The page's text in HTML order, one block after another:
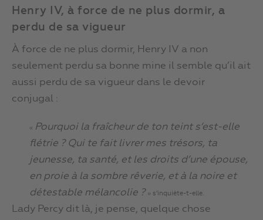
Henry IV, à force de ne plus dormir, a
perdu de sa vigueur
À force de ne plus dormir, Henry IV a non
seulement perdu sa bonne mine il semble qu’il ait
aussi perdu de sa vigueur dans le devoir
conjugal :
« Pourquoi la fraîcheur de ton teint s’est-elle
flétrie ? Qui te fait livrer mes trésors, ta
jeunesse, ta santé, et les droits d’une épouse,
en proie à la sombre rêverie, et à la noire et
détestable mélancolie ? » s’inquiète-t-elle.
Lady Percy dit là, je pense, quelque chose